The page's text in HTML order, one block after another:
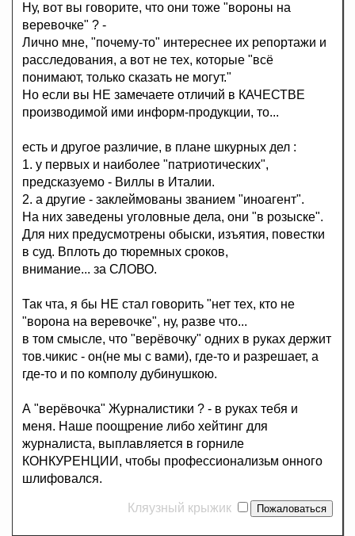
Ну, вот вы говорите, что они тоже "вороны на
веревочке" ? -
Лично мне, "почему-то" интереснее их репортажи и
расследования, а вот не тех, которые "всё
понимают, только сказать не могут."
Но если вы НЕ замечаете отличий в КАЧЕСТВЕ
производимой ими информ-продукции, то...
есть и другое различие, в плане шкурных дел :
1. у первых и наиболее "патриотических",
предсказуемо - Виллы в Италии.
2. а другие - заклеймованы званием "иноагент".
На них заведены уголовные дела, они "в розыске".
Для них предусмотрены обыски, изъятия, повестки
в суд. Вплоть до тюремных сроков,
внимание... за СЛОВО.
Так чта, я бы НЕ стал говорить "нет тех, кто не
"ворона на веревочке", ну, разве что...
в том смысле, что "верёвочку" одних в руках держит
тов.чикис - он(не мы с вами), где-то и разрешает, а
где-то и по комполу дубинушкою.
А "верёвочка" Журналистики ? - в руках тебя и
меня. Наше поощрение либо хейтинг для
журналиста, выплавляется в горниле
КОНКУРЕНЦИИ, чтобы профессионализьм онного
шлифовался.
Кляузный крыжик